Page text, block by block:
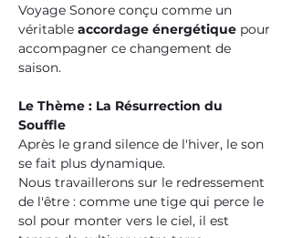
Voyage Sonore conçu comme un
véritable accordage énergétique pour
accompagner ce changement de
saison.
Le Thème : La Résurrection du
Souffle
Après le grand silence de l'hiver, le son
se fait plus dynamique.
Nous travaillerons sur le redressement
de l'être : comme une tige qui perce le
sol pour monter vers le ciel, il est